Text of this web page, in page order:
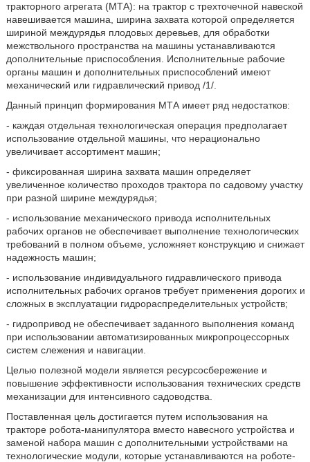
тракторного агрегата (МТА): на трактор с трехточечной навеской
навешивается машина, ширина захвата которой определяется
шириной междурядья плодовых деревьев, для обработки
межствольного пространства на машины устанавливаются
дополнительные приспособления. Исполнительные рабочие
органы машин и дополнительных приспособлений имеют
механический или гидравлический привод /1/.
Данный принцип формирования МТА имеет ряд недостатков:
- каждая отдельная технологическая операция предполагает
использование отдельной машины, что нерационально
увеличивает ассортимент машин;
- фиксированная ширина захвата машин определяет
увеличенное количество проходов трактора по садовому участку
при разной ширине междурядья;
- использование механического привода исполнительных
рабочих органов не обеспечивает выполнение технологических
требований в полном объеме, усложняет конструкцию и снижает
надежность машин;
- использование индивидуального гидравлического привода
исполнительных рабочих органов требует применения дорогих и
сложных в эксплуатации гидрораспределительных устройств;
- гидропривод не обеспечивает заданного выполнения команд
при использовании автоматизированных микропроцессорных
систем слежения и навигации.
Целью полезной модели является ресурсосбережение и
повышение эффективности использования технических средств
механизации для интенсивного садоводства.
Поставленная цель достигается путем использования на
тракторе робота-манипулятора вместо навесного устройства и
заменой набора машин с дополнительными устройствами на
технологические модули, которые устанавливаются на роботе-